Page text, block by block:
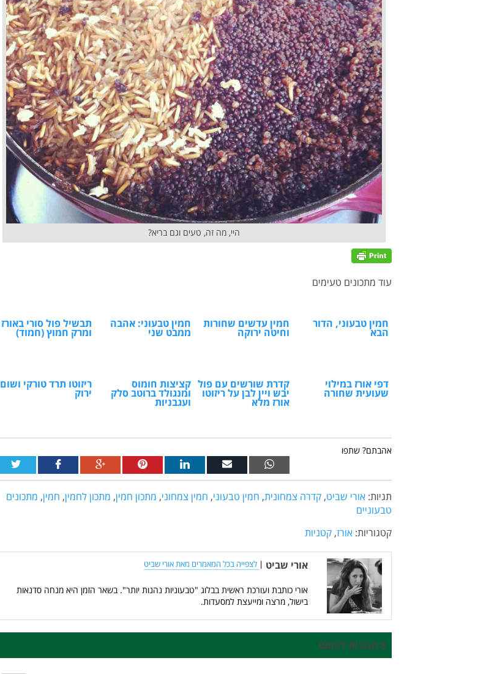
היי, מה זה, טעים וגם בריא?
עוד מתכונים טעימים
חמין טבעוני, הדור
הבא
חמין עדשים שחורות
וחיטה ירוקה
חמין טבעוני: אהבה
ממבט שני
תבשיל פול סורי באורז
ומרק חמוץ (חמוד)
דפי אורז במילוי
שעועית שחורה
קדרת שורשים עם פול
יבש ויין לבן על ריזוטו
אורז מלא
קציצות חומוס
ומנגולד ברוטב סלק
ועגבניות
ריזוטו תרד טורקי ושום
ירוק
אהבתם? שתפו
תגיות: אורי שביט, קדרה צמחונית, חמין טבעוני, חמין צמחוני, מתכון חמין, מתכון לחמין, חמין, מתכונים
טבעוניים
קטגוריות: אורז, קטניות
אורי שביט | לצפייה בכל המאמרים מאת אורי שביט
אורי כותבת ועורכת ראשית בבלוג "טבעוניות נהנות יותר". בשאר הזמן היא מנחה סדנאות
בישול, מרצה ומייעצת למסעדות.
8 תגובות לפוסט